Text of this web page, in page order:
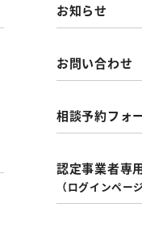
お知らせ
お問い合わせ
相談予約フォ
認定事業者専
（ログインページ